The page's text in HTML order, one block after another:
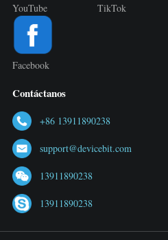
YouTube TikTok
Facebook
Contáctanos
+86 13911890238
support@devicebit.com
13911890238
13911890238